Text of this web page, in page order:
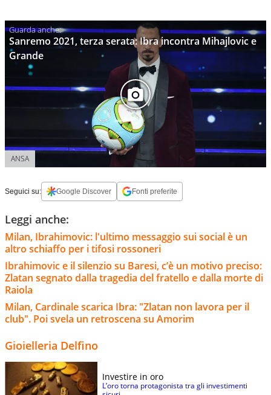
Sanremo 2021, terza serata: Ibra incontra Mihajlovic e
Grande
ANSA
Seguici su: Google Discover Fonti preferite
Leggi anche:
Milan, Ibrahimovic: l'ultimo messaggio sui social è un
altro schiaffo per i tifosi rossoneri
Ibrahimovic e il silenzio su Baresi, c’è un motivo preciso:
Zlatan segnato dalla tragedia del fratello e dalla morte di
Raiola
Milan, Cardinale scarica Ibra: "Zlatan non lavora per il
club". Poi svela un retroscena su Amorim
Gioielleria Delfino
Investire in oro
L’oro torna protagonista tra gli investimenti